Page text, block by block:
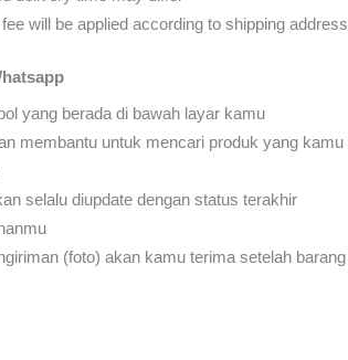
will be applied according to shipping address
yang berada di bawah layar kamu
membantu untuk mencari produk yang kamu
selalu diupdate dengan status terakhir
(foto) akan kamu terima setelah barang